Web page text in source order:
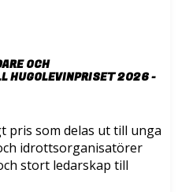
OCH
HUGOLEVINPRISET 2026 -
pris som delas ut till unga
idrottsorganisatörer
stort ledarskap till